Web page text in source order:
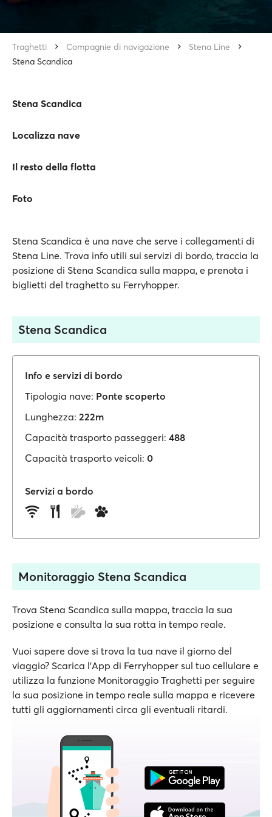
Traghetti Compagnie di navigazione
Stena Line
Stena Scandica
Stena Scandica
Localizza nave
Il resto della flotta
Foto
Stena Scandica è una nave che serve i collegamenti di
Stena Line. Trova info utili sui servizi di bordo, traccia la
posizione di Stena Scandica sulla mappa, e prenota i
biglietti del traghetto su Ferryhopper.
Stena Scandica
Info e servizi di bordo
Tipologia nave: Ponte scoperto
Lunghezza: 222m
Capacità trasporto passeggeri: 488
Capacità trasporto veicoli: 0
Servizi a bordo
Monitoraggio Stena Scandica
Trova Stena Scandica sulla mappa, traccia la sua
posizione e consulta la sua rotta in tempo reale.
Vuoi sapere dove si trova la tua nave il giorno del
viaggio? Scarica l'App di Ferryhopper sul tuo cellulare e
utilizza la funzione Monitoraggio Traghetti per seguire
la sua posizione in tempo reale sulla mappa e ricevere
tutti gli aggiornamenti circa gli eventuali ritardi.